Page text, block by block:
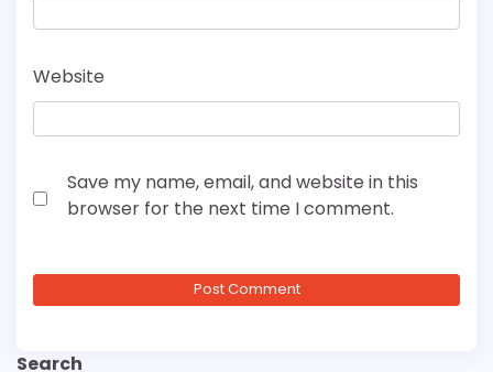
Website
Save my name, email, and website in this
browser for the next time I comment.
Search